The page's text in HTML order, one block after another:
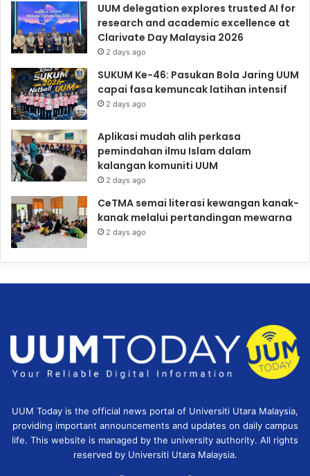
UUM delegation explores trusted AI for
research and academic excellence at
Clarivate Day Malaysia 2026
2 days ago
SUKUM Ke-46: Pasukan Bola Jaring UUM
capai fasa kemuncak latihan intensif
2 days ago
Aplikasi mudah alih perkasa
pemindahan ilmu Islam dalam
kalangan komuniti UUM
2 days ago
CeTMA semai literasi kewangan kanak-
kanak melalui pertandingan mewarna
2 days ago
UUM Today is the official news portal of Universiti Utara Malaysia,
providing important announcements and updates on daily campus
life. This website is managed by the university authority. All rights
reserved by Universiti Utara Malaysia.